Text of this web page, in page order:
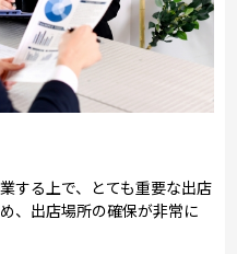
する上で、とても重要な出店
、出店場所の確保が非常に